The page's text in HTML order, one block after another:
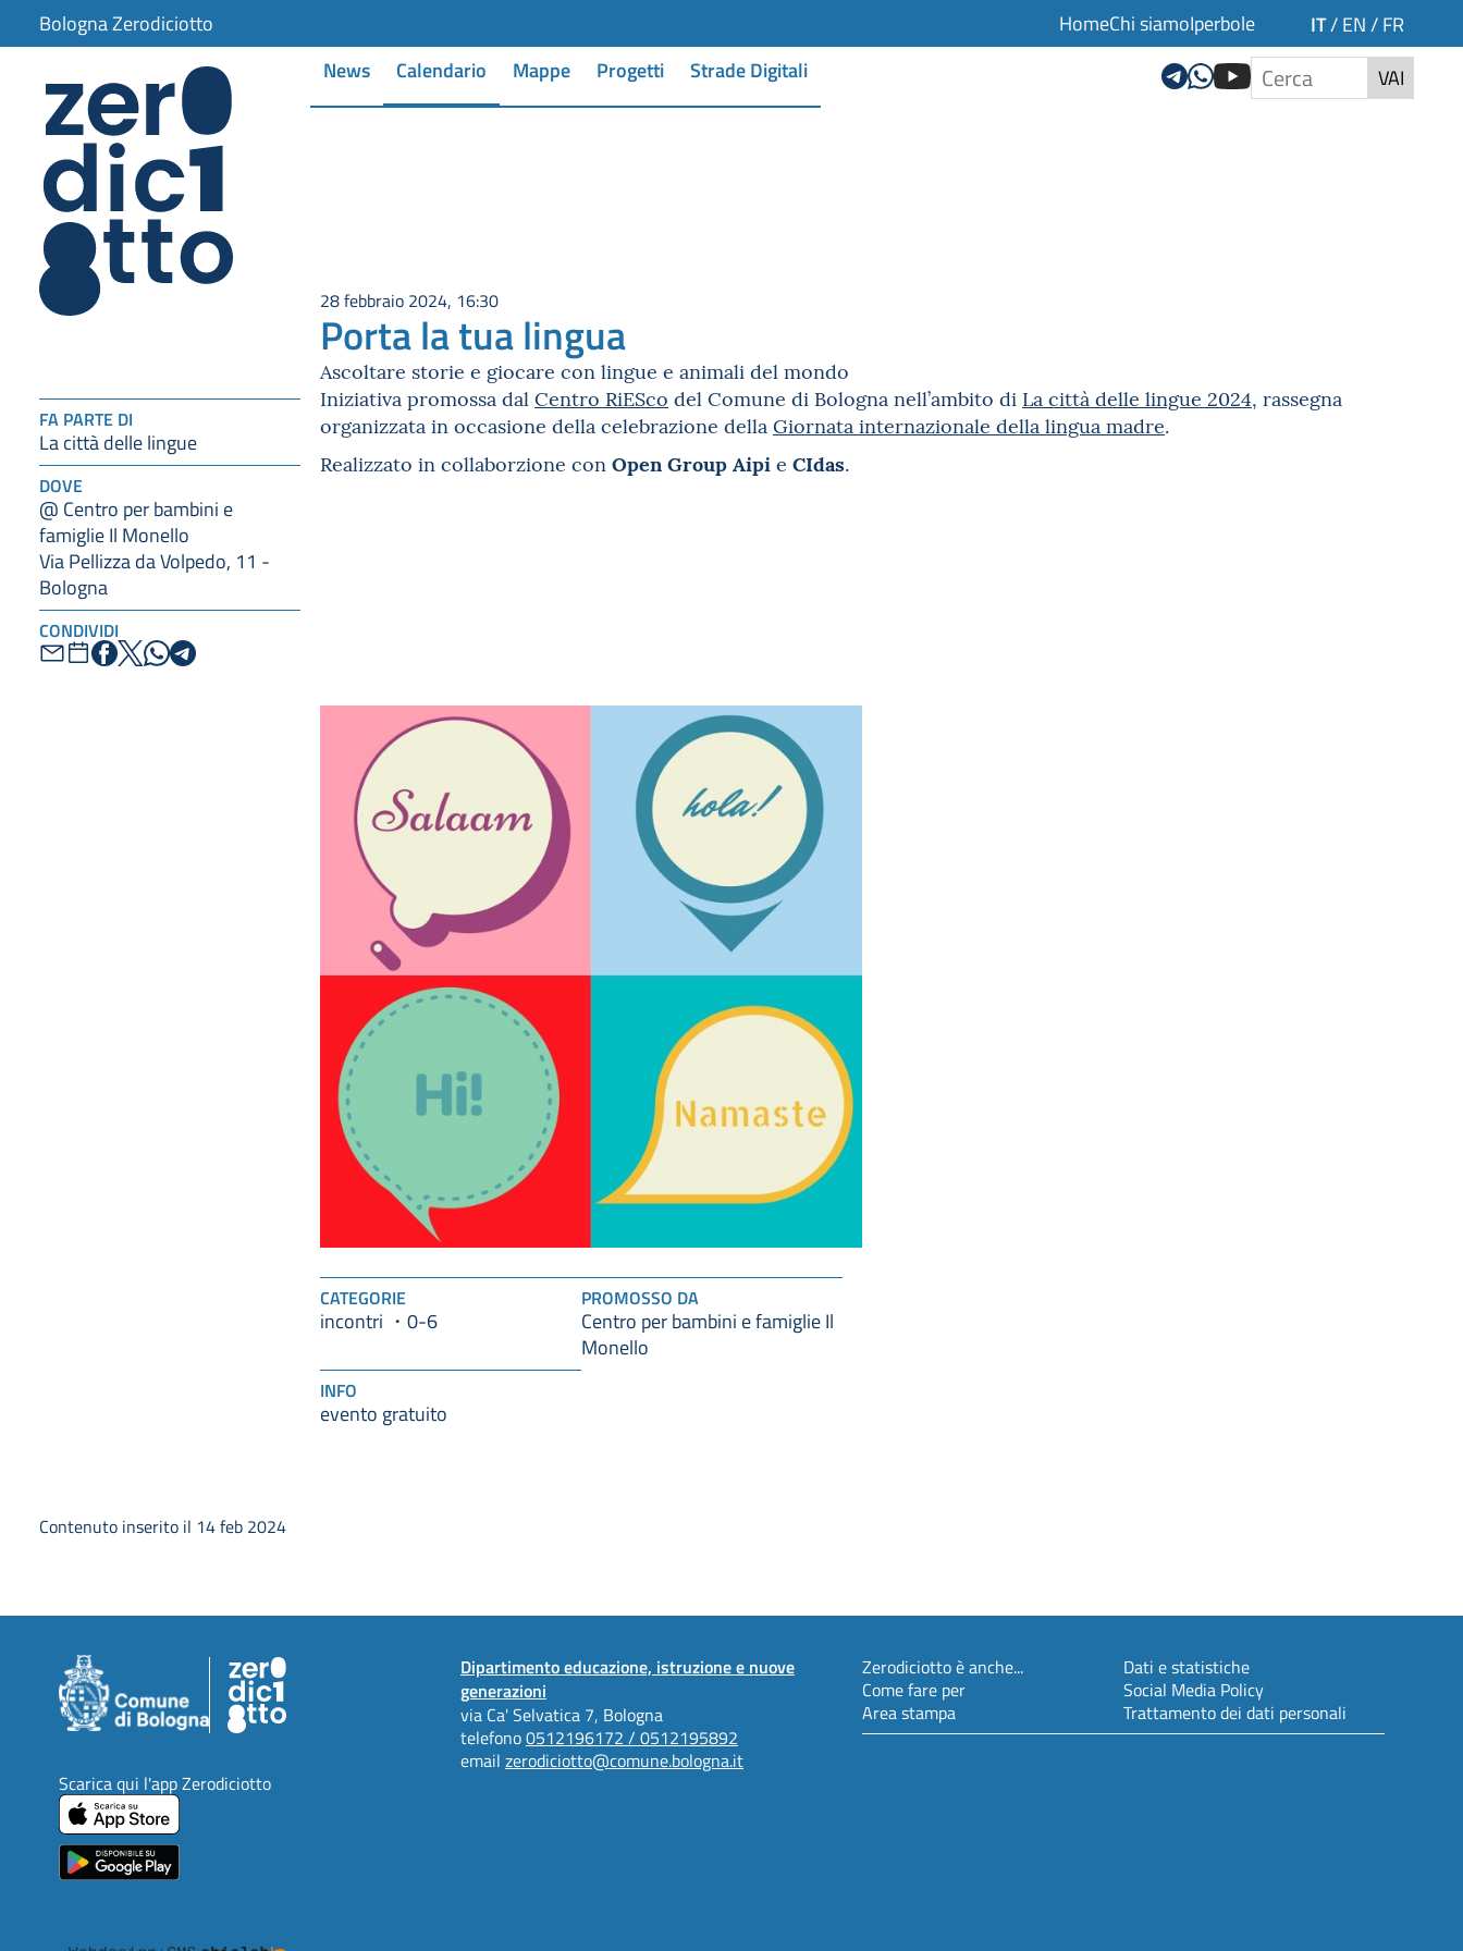
Bologna Zerodiciotto HomeChi siamoIperbole IT/ EN / FR
News Calendario Mappe Progetti Strade Digitali VAI
FA PARTE DI
La città delle lingue
DOVE
@ Centro per bambini e
famiglie Il Monello
Via Pellizza da Volpedo, 11 -
Bologna
CONDIVIDI
28 febbraio 2024, 16:30
Porta la tua lingua
Ascoltare storie e giocare con lingue e animali del mondo
Iniziativa promossa dal Centro RiESco del Comune di Bologna nell’ambito di La città delle lingue 2024, rassegna
organizzata in occasione della celebrazione della Giornata internazionale della lingua madre.
Realizzato in collaborzione con Open Group Aipi e CIdas.
CATEGORIE
incontri 0-6
PROMOSSO DA
Centro per bambini e famiglie Il
Monello
INFO
evento gratuito
Contenuto inserito il 14 feb 2024
Dipartimento educazione, istruzione e nuove
generazioni
via Ca' Selvatica 7, Bologna
telefono0512196172 / 0512195892
email zerodiciotto@comune.bologna.it
Zerodiciotto è anche...
Come fare per
Area stampa
Dati e statistiche
Social Media Policy
Trattamento dei dati personali
Scarica qui l'app Zerodiciotto